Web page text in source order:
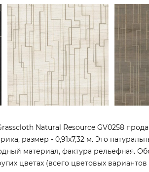
Natural Resource GV0258
размер - 0,91x7,32 м. Это
материал, фактура рельефная.
цветах (всего цветовых